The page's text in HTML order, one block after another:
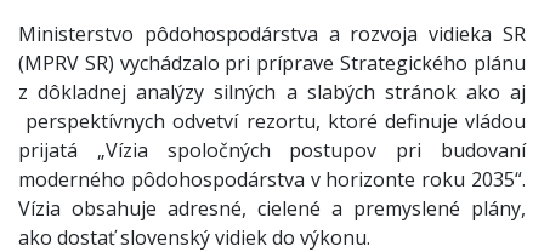
Ministerstvo pôdohospodárstva a rozvoja vidieka SR
(MPRV SR) vychádzalo pri príprave Strategického plánu
z dôkladnej analýzy silných a slabých stránok ako aj
perspektívnych odvetví rezortu, ktoré definuje vládou
prijatá „Vízia spoločných postupov pri budovaní
moderného pôdohospodárstva v horizonte roku 2035“.
Vízia obsahuje adresné, cielené a premyslené plány,
ako dostať slovenský vidiek do výkonu.